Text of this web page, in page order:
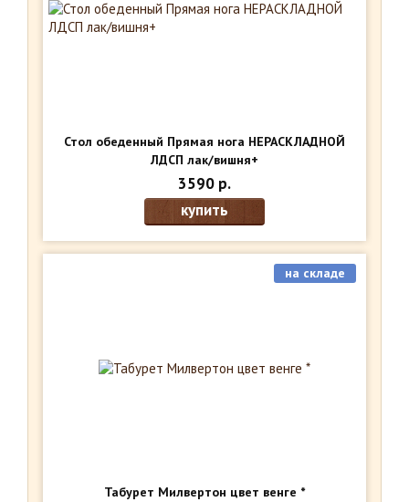
Стол обеденный Прямая нога НЕРАСКЛАДНОЙ
ЛДСП лак/вишня+
3590 р.
купить
Табурет Милвертон цвет венге *
на складе